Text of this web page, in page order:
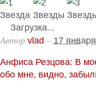
Загрузка...
Автор vlad – 17
Анфиса Резцова: В
обо мне, видно,